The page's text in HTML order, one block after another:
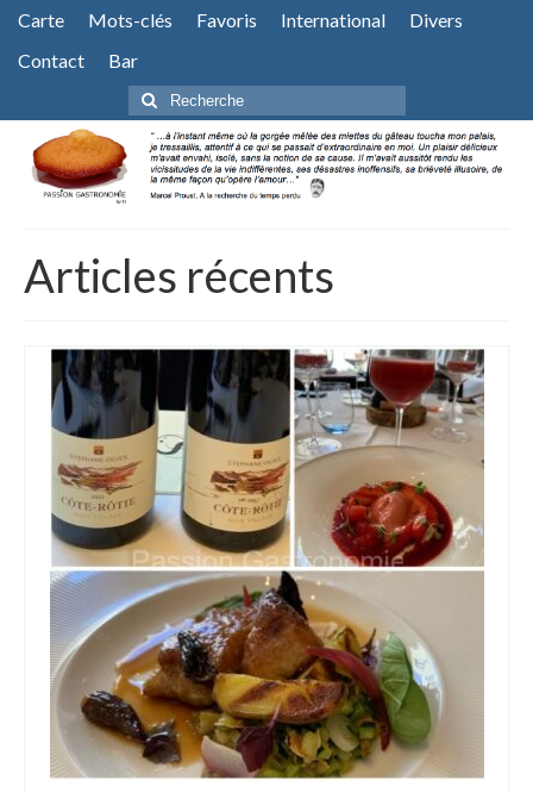
Carte Mots-clés Favoris International
Divers
Contact
Bar
Rechercher
:
Articles récents